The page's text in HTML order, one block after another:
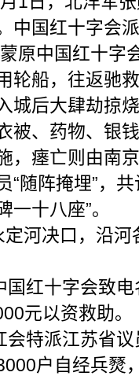
中国红十字会
原中国红十字
轮船，往返驰
城后大肆劫掠
被、药物、银
，瘗亡则由南
“随阵掩埋”，
一十八座”。
决口，沿河
十字会致电
元以资救助。
派江苏省议
户自经兵燹